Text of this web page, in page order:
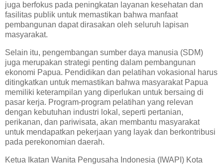
juga berfokus pada peningkatan layanan kesehatan dan
fasilitas publik untuk memastikan bahwa manfaat
pembangunan dapat dirasakan oleh seluruh lapisan
masyarakat.
Selain itu, pengembangan sumber daya manusia (SDM)
juga merupakan strategi penting dalam pembangunan
ekonomi Papua. Pendidikan dan pelatihan vokasional harus
ditingkatkan untuk memastikan bahwa masyarakat Papua
memiliki keterampilan yang diperlukan untuk bersaing di
pasar kerja. Program-program pelatihan yang relevan
dengan kebutuhan industri lokal, seperti pertanian,
perikanan, dan pariwisata, akan membantu masyarakat
untuk mendapatkan pekerjaan yang layak dan berkontribusi
pada perekonomian daerah.
Ketua Ikatan Wanita Pengusaha Indonesia (IWAPI) Kota